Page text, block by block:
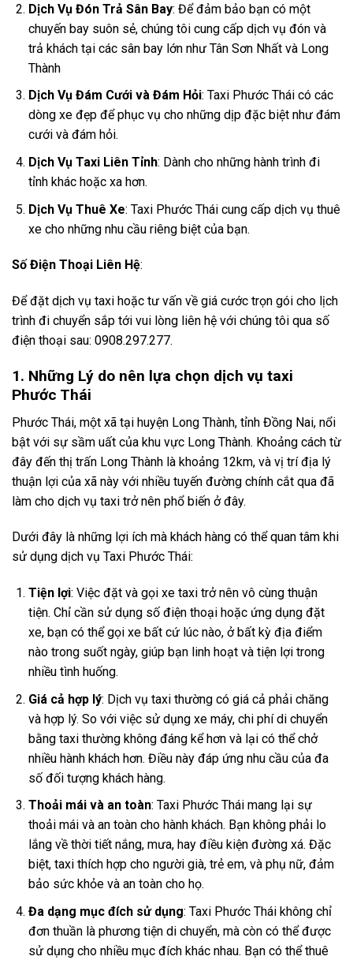
Dịch Vụ Đón Trả Sân Bay: Để đảm bảo bạn có một
chuyến bay suôn sẻ, chúng tôi cung cấp dịch vụ đón và
trả khách tại các sân bay lớn như Tân Sơn Nhất và Long
Thành
Dịch Vụ Đám Cưới và Đám Hỏi: Taxi Phước Thái có các
dòng xe đẹp để phục vụ cho những dịp đặc biệt như đám
cưới và đám hỏi.
Dịch Vụ Taxi Liên Tỉnh: Dành cho những hành trình đi
tỉnh khác hoặc xa hơn.
Dịch Vụ Thuê Xe: Taxi Phước Thái cung cấp dịch vụ thuê
xe cho những nhu cầu riêng biệt của bạn.
Số Điện Thoại Liên Hệ:
Để đặt dịch vụ taxi hoặc tư vấn về giá cước trọn gói cho lịch
trình đi chuyển sắp tới vui lòng liên hệ với chúng tôi qua số
điện thoại sau: 0908.297.277.
1. Những Lý do nên lựa chọn dịch vụ taxi
Phước Thái
Phước Thái, một xã tại huyện Long Thành, tỉnh Đồng Nai, nổi
bật với sự sầm uất của khu vực Long Thành. Khoảng cách từ
đây đến thị trấn Long Thành là khoảng 12km, và vị trí địa lý
thuận lợi của xã này với nhiều tuyến đường chính cắt qua đã
làm cho dịch vụ taxi trở nên phổ biến ở đây.
Dưới đây là những lợi ích mà khách hàng có thể quan tâm khi
sử dụng dịch vụ Taxi Phước Thái:
Tiện lợi: Việc đặt và gọi xe taxi trở nên vô cùng thuận
tiện. Chỉ cần sử dụng số điện thoại hoặc ứng dụng đặt
xe, bạn có thể gọi xe bất cứ lúc nào, ở bất kỳ địa điểm
nào trong suốt ngày, giúp bạn linh hoạt và tiện lợi trong
nhiều tình huống.
Giá cả hợp lý: Dịch vụ taxi thường có giá cả phải chăng
và hợp lý. So với việc sử dụng xe máy, chi phí di chuyển
bằng taxi thường không đáng kể hơn và lại có thể chở
nhiều hành khách hơn. Điều này đáp ứng nhu cầu của đa
số đối tượng khách hàng.
Thoải mái và an toàn: Taxi Phước Thái mang lại sự
thoải mái và an toàn cho hành khách. Bạn không phải lo
lắng về thời tiết nắng, mưa, hay điều kiện đường xá. Đặc
biệt, taxi thích hợp cho người già, trẻ em, và phụ nữ, đảm
bảo sức khỏe và an toàn cho họ.
Đa dạng mục đích sử dụng: Taxi Phước Thái không chỉ
đơn thuần là phương tiện di chuyển, mà còn có thể được
sử dụng cho nhiều mục đích khác nhau. Bạn có thể thuê